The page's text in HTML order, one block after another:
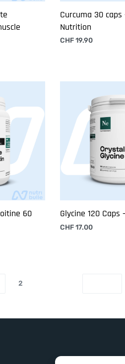
Curcuma 30 caps
Nutrition
CHF19.90
60
Glycine 120 Caps
CHF17.00
2